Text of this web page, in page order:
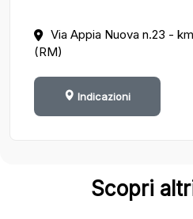
Via Appia Nuova n.23 -
(RM)
Indicazioni
Scopri